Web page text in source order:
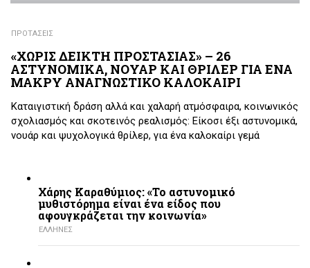
ΠΡΟΤΑΣΕΙΣ
«ΧΩΡΙΣ ΔΕΙΚΤΗ ΠΡΟΣΤΑΣΙΑΣ» – 26
ΑΣΤΥΝΟΜΙΚΑ, ΝΟΥΑΡ ΚΑΙ ΘΡΙΛΕΡ ΓΙΑ ΕΝΑ
ΜΑΚΡΥ ΑΝΑΓΝΩΣΤΙΚΟ ΚΑΛΟΚΑΙΡΙ
Καταιγιστική δράση αλλά και χαλαρή ατμόσφαιρα, κοινωνικός
σχολιασμός και σκοτεινός ρεαλισμός: Είκοσι έξι αστυνομικά,
νουάρ και ψυχολογικά θρίλερ, για ένα καλοκαίρι γεμά
Χάρης Καραθύμιος: «Το αστυνομικό
μυθιστόρημα είναι ένα είδος που
αφουγκράζεται την κοινωνία»
ΕΛΛΗΝΕΣ